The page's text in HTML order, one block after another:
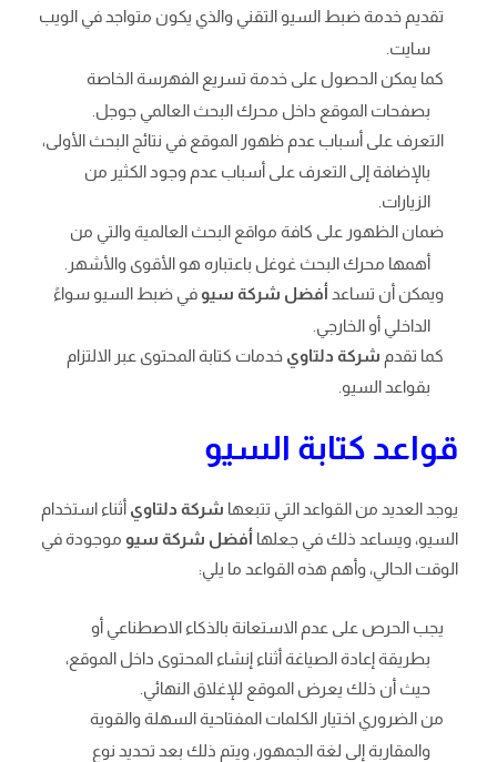
تقديم خدمة ضبط السيو التقني والذي يكون متواجد في الويب
سايت.
كما يمكن الحصول على خدمة تسريع الفهرسة الخاصة
بصفحات الموقع داخل محرك البحث العالمي جوجل.
التعرف على أسباب عدم ظهور الموقع في نتائج البحث الأولى،
بالإضافة إلى التعرف على أسباب عدم وجود الكثير من
الزيارات.
ضمان الظهور على كافة مواقع البحث العالمية والتي من
أهمها محرك البحث غوغل باعتباره هو الأقوى والأشهر.
ويمكن أن تساعد أفضل شركة سيو في ضبط السيو سواءً
الداخلي أو الخارجي.
كما تقدم شركة دلتاوي خدمات كتابة المحتوى عبر الالتزام
بقواعد السيو.
قواعد كتابة السيو
يوجد العديد من القواعد التي تتبعها شركة دلتاوي أثناء استخدام
السيو، ويساعد ذلك في جعلها أفضل شركة سيو موجودة في
الوقت الحالي، وأهم هذه القواعد ما يلي:
يجب الحرص على عدم الاستعانة بالذكاء الاصطناعي أو
بطريقة إعادة الصياغة أثناء إنشاء المحتوى داخل الموقع،
حيث أن ذلك يعرض الموقع للإغلاق النهائي.
من الضروري اختيار الكلمات المفتاحية السهلة والقوية
والمقاربة إلى لغة الجمهور، ويتم ذلك بعد تحديد نوع